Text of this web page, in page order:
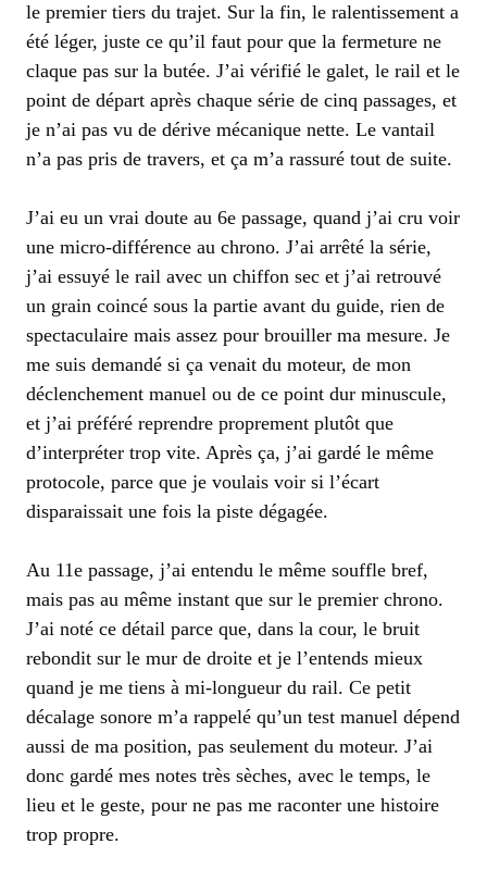
le premier tiers du trajet. Sur la fin, le ralentissement a
été léger, juste ce qu’il faut pour que la fermeture ne
claque pas sur la butée. J’ai vérifié le galet, le rail et le
point de départ après chaque série de cinq passages, et
je n’ai pas vu de dérive mécanique nette. Le vantail
n’a pas pris de travers, et ça m’a rassuré tout de suite.
J’ai eu un vrai doute au 6e passage, quand j’ai cru voir
une micro-différence au chrono. J’ai arrêté la série,
j’ai essuyé le rail avec un chiffon sec et j’ai retrouvé
un grain coincé sous la partie avant du guide, rien de
spectaculaire mais assez pour brouiller ma mesure. Je
me suis demandé si ça venait du moteur, de mon
déclenchement manuel ou de ce point dur minuscule,
et j’ai préféré reprendre proprement plutôt que
d’interpréter trop vite. Après ça, j’ai gardé le même
protocole, parce que je voulais voir si l’écart
disparaissait une fois la piste dégagée.
Au 11e passage, j’ai entendu le même souffle bref,
mais pas au même instant que sur le premier chrono.
J’ai noté ce détail parce que, dans la cour, le bruit
rebondit sur le mur de droite et je l’entends mieux
quand je me tiens à mi-longueur du rail. Ce petit
décalage sonore m’a rappelé qu’un test manuel dépend
aussi de ma position, pas seulement du moteur. J’ai
donc gardé mes notes très sèches, avec le temps, le
lieu et le geste, pour ne pas me raconter une histoire
trop propre.